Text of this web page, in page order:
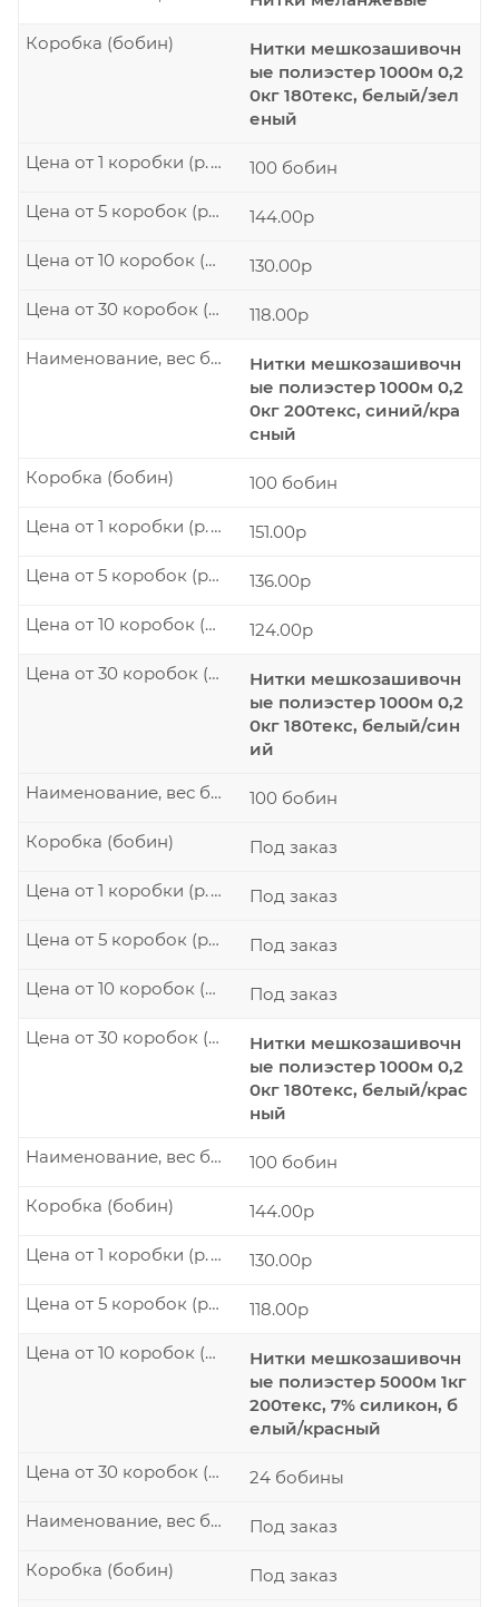
Нитки мешкозашивочн
ые полиэстер 1000м 0,2
0кг 180текс, белый/зел
еный
Коробка (бобин)
100 бобин
Цена от 1 коробки (р./шт.)
144.00р
Цена от 5 коробок (р./шт.)
130.00р
Цена от 10 коробок (р./шт.)
118.00р
Цена от 30 коробок (р./шт.)
Нитки мешкозашивочн
ые полиэстер 1000м 0,2
0кг 200текс, синий/кра
сный
Наименование, вес бобины
100 бобин
Коробка (бобин)
151.00р
Цена от 1 коробки (р./шт.)
136.00р
Цена от 5 коробок (р./шт.)
124.00р
Цена от 10 коробок (р./шт.)
Нитки мешкозашивочн
ые полиэстер 1000м 0,2
0кг 180текс, белый/син
ий
Цена от 30 коробок (р./шт.)
100 бобин
Наименование, вес бобины
Под заказ
Коробка (бобин)
Под заказ
Цена от 1 коробки (р./шт.)
Под заказ
Цена от 5 коробок (р./шт.)
Под заказ
Цена от 10 коробок (р./шт.)
Нитки мешкозашивочн
ые полиэстер 1000м 0,2
0кг 180текс, белый/крас
ный
Цена от 30 коробок (р./шт.)
100 бобин
Наименование, вес бобины
144.00р
Коробка (бобин)
130.00р
Цена от 1 коробки (р./шт.)
118.00р
Цена от 5 коробок (р./шт.)
Нитки мешкозашивочн
ые полиэстер 5000м 1кг
200текс, 7% силикон, б
елый/красный
Цена от 10 коробок (р./шт.)
24 бобины
Цена от 30 коробок (р./шт.)
Под заказ
Наименование, вес бобины
Под заказ
Коробка (бобин)